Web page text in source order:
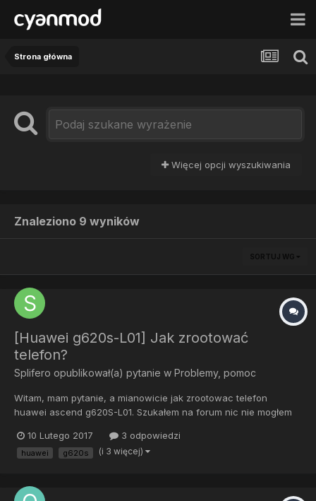
Strona główna
Więcej opcji wyszukiwania
Znaleziono 9 wyników
SORTUJ WG
[Huawei g620s-L01] Jak zrootować
telefon?
Splifero opublikował(a) pytanie w Problemy, pomoc
Witam, mam pytanie, a mianowicie jak zrootowac telefon
huawei ascend g620S-L01. Szukałem na forum nic nie mogłem
bootloader. Proszę o szybką odpowiedź
10 Lutego 2017 3 odpowiedzi
huawei g620s (i 3 więcej)